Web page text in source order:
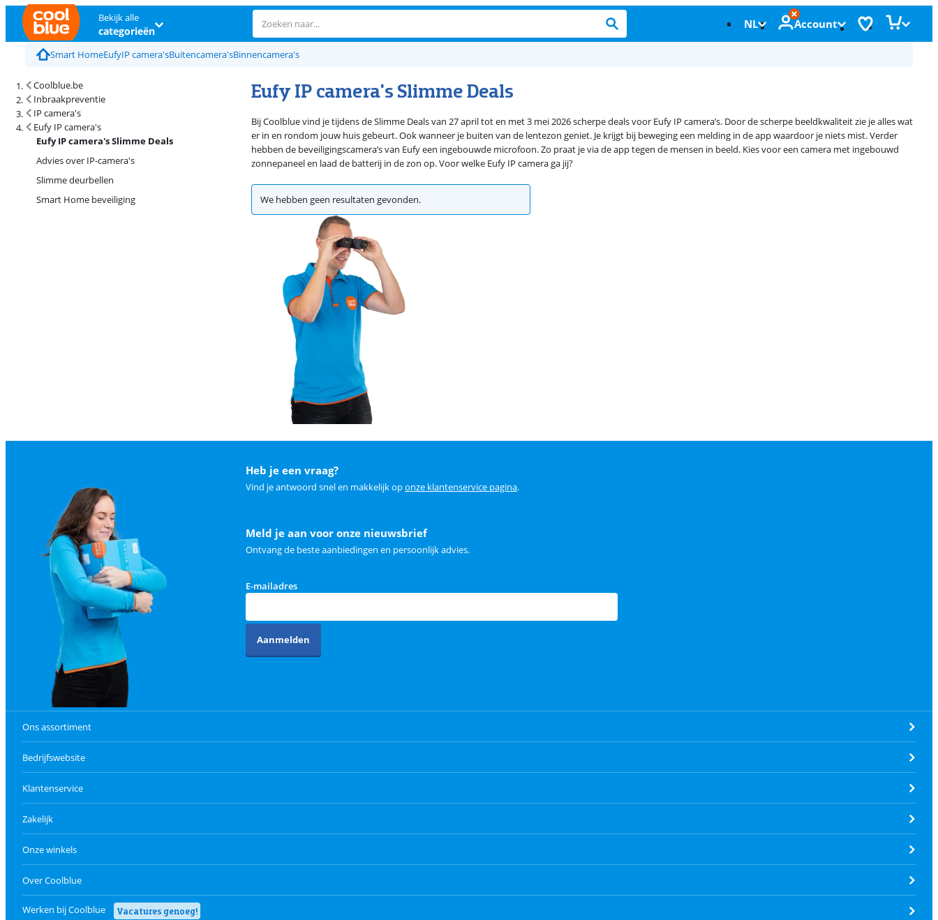
Bekijk alle
categorieën NL Account
Smart HomeEufyIP camera'sBuitencamera'sBinnencamera's
Coolblue.be
Inbraakpreventie
IP camera's
Eufy IP camera's
Eufy IP camera's Slimme Deals
Advies over IP-camera's
Slimme deurbellen
Smart Home beveiliging
Eufy IP camera's Slimme Deals
Bij Coolblue vind je tijdens de Slimme Deals van 27 april tot en met 3 mei 2026 scherpe deals voor Eufy IP camera’s. Door de scherpe beeldkwaliteit zie je alles wat
er in en rondom jouw huis gebeurt. Ook wanneer je buiten van de lentezon geniet. Je krijgt bij beweging een melding in de app waardoor je niets mist. Verder
hebben de beveiligingscamera’s van Eufy een ingebouwde microfoon. Zo praat je via de app tegen de mensen in beeld. Kies voor een camera met ingebouwd
zonnepaneel en laad de batterij in de zon op. Voor welke Eufy IP camera ga jij?
We hebben geen resultaten gevonden.
Heb je een vraag?
Vind je antwoord snel en makkelijk oponze klantenservice pagina.
Meld je aan voor onze nieuwsbrief
Ontvang de beste aanbiedingen en persoonlijk advies.
E-mailadres
Aanmelden
Ons assortiment
Bedrijfswebsite
Klantenservice
Zakelijk
Onze winkels
Over Coolblue
Werken bij Coolblue Vacatures genoeg!